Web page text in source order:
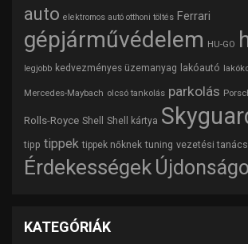
auto elektromos autó otthoni töltés Ferrari
gépjárművédelem HU-GO
legjobb kedvezményes üzemanyag lakóautó
Mercedes-Maybach olcsó tankolás parkolás
Rolls-Royce Shell Shell kártya
tipp tippek tippek nőknek tuning vezetési
Érdekességek
KATEGÓRIÁK